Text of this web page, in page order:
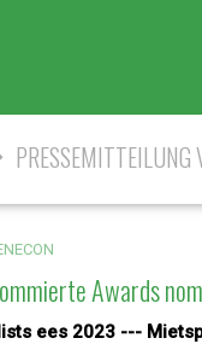
PRESSEMITTEILUNG
Awards
ees 2023 ---